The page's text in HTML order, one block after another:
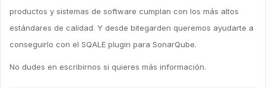
productos y sistemas de software cumplan con los más altos
estándares de calidad. Y desde bitegarden queremos ayudarte a
conseguirlo con el SQALE plugin para SonarQube.
No dudes en escribirnos si quieres más información.